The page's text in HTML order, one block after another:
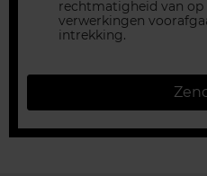
rechtmatigheid van
verwerkingen
intrekking.